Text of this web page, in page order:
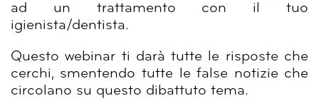
ad un trattamento con il tuo
igienista/dentista.
Questo webinar ti darà tutte le risposte che
cerchi, smentendo tutte le false notizie che
circolano su questo dibattuto tema.